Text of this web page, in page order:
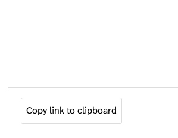
Copy link to clipboard